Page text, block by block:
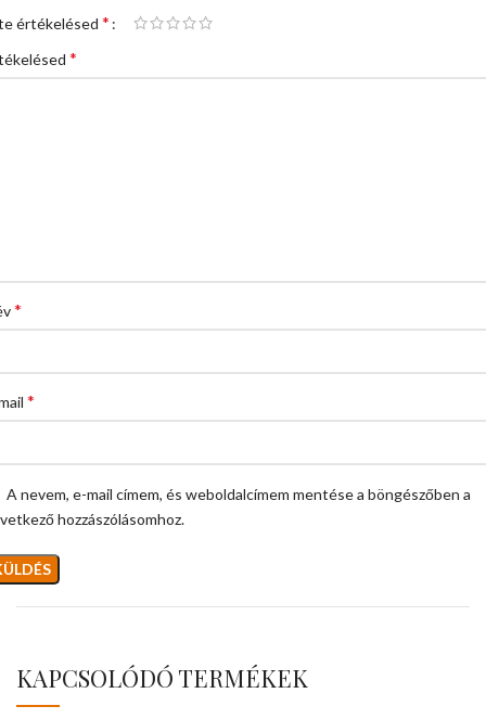
értékelésed *
*
*
*
A nevem, e-mail címem, és weboldalcímem mentése a böngészőben a
hozzászólásomhoz.
KAPCSOLÓDÓ TERMÉKEK